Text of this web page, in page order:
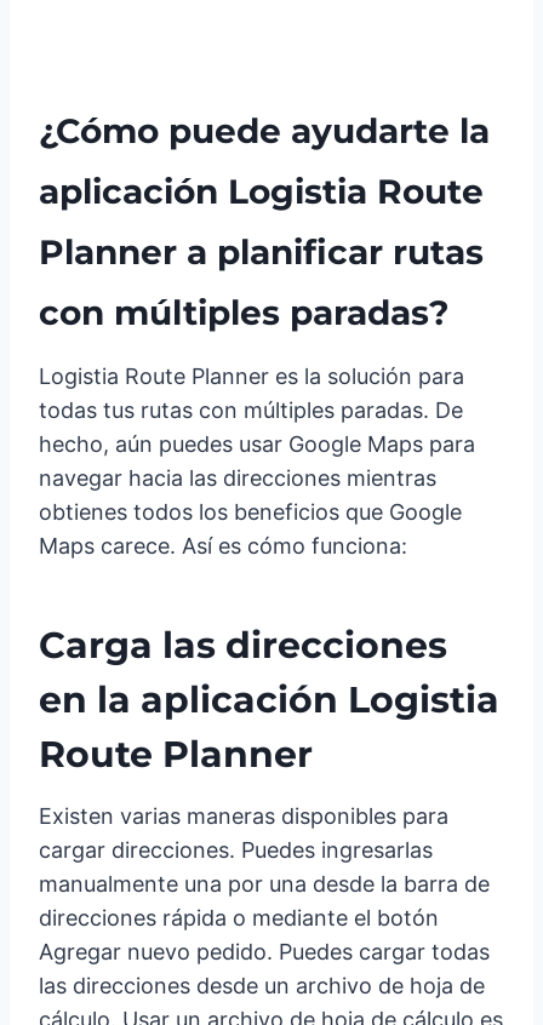
¿Cómo puede ayudarte la
aplicación Logistia Route
Planner a planificar rutas
con múltiples paradas?
Logistia Route Planner es la solución para
todas tus rutas con múltiples paradas. De
hecho, aún puedes usar Google Maps para
navegar hacia las direcciones mientras
obtienes todos los beneficios que Google
Maps carece. Así es cómo funciona:
Carga las direcciones
en la aplicación Logistia
Route Planner
Existen varias maneras disponibles para
cargar direcciones. Puedes ingresarlas
manualmente una por una desde la barra de
direcciones rápida o mediante el botón
Agregar nuevo pedido. Puedes cargar todas
las direcciones desde un archivo de hoja de
cálculo. Usar un archivo de hoja de cálculo es